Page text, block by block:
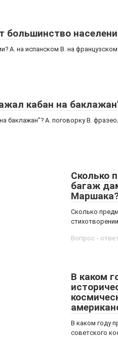
большинство
A. на испанском B. на французском
кабан на
баклажан”? A. поговорку B.
Сколько
багаж
Сколько
Вопрос -
В каком
В каком году
советского